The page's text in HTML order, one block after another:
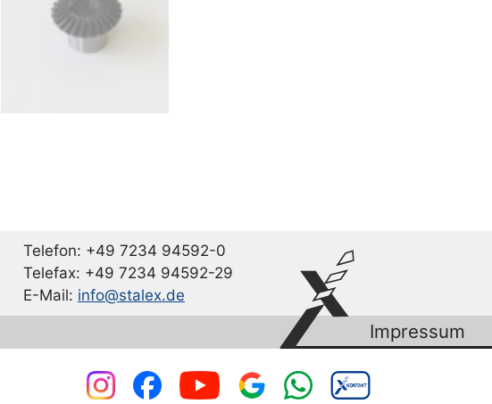
Telefon: +49 7234 94592-0
Telefax: +49 7234 94592-29
E-Mail: info@stalex.de
Impressum